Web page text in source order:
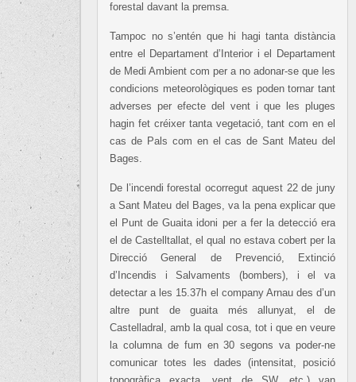
forestal davant la premsa.
Tampoc no s’entén que hi hagi tanta distància
entre el Departament d’Interior i el Departament
de Medi Ambient com per a no adonar-se que les
condicions meteorològiques es poden tornar tant
adverses per efecte del vent i que les pluges
hagin fet créixer tanta vegetació, tant com en el
cas de Pals com en el cas de Sant Mateu del
Bages.
De l’incendi forestal ocorregut aquest 22 de juny
a Sant Mateu del Bages, va la pena explicar que
el Punt de Guaita idoni per a fer la detecció era
el de Castelltallat, el qual no estava cobert per la
Direcció General de Prevenció, Extinció
d’Incendis i Salvaments (bombers), i el va
detectar a les 15.37h el company Arnau des d’un
altre punt de guaita més allunyat, el de
Castelladral, amb la qual cosa, tot i que en veure
la columna de fum en 30 segons va poder-ne
comunicar totes les dades (intensitat, posició